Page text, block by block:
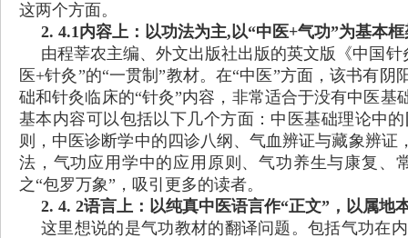
这两个方面。
2. 4.1内容上：以功法为主,以“中医+气功”为基本框
由程莘农主编、外文出版社出版的英文版《中国针
医+针灸”的“一贯制”教材。在“中医”方面，该书有
础和针灸临床的“针灸”内容，非常适合于没有中医
基本内容可以包括以下几个方面：中医基础理论中
则，中医诊断学中的四诊八纲、气血辨证与藏象辨
法，气功应用学中的应用原则、气功养生与康复、
之“包罗万象”，吸引更多的读者。
2. 4. 2语言上：以纯真中医语言作“正文”，以属地
这里想说的是气功教材的翻译问题。包括气功在